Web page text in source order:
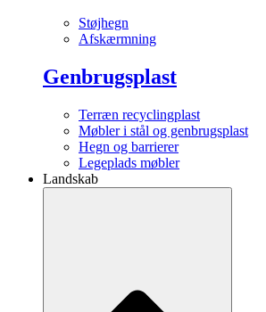
Støjhegn
Afskærmning
Genbrugsplast
Terræn recyclingplast
Møbler i stål og genbrugsplast
Hegn og barrierer
Legeplads møbler
Landskab